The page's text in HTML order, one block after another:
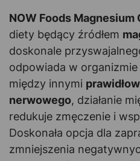
NOW Foods Magnesium
diety będący źródłem
doskonale
odpowiada w
między innymi
nerwowego, działanie
redukuje zmęczenie i
Doskonała opcja dla
zmniejszenia